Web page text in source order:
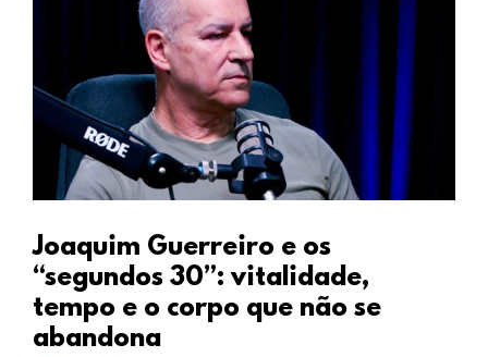
Joaquim Guerreiro e os
“segundos 30”: vitalidade,
tempo e o corpo que não se
abandona